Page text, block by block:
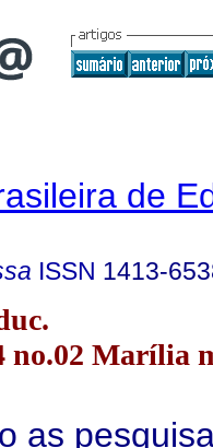
de
ISSN 1413-
no.02 Marília
as